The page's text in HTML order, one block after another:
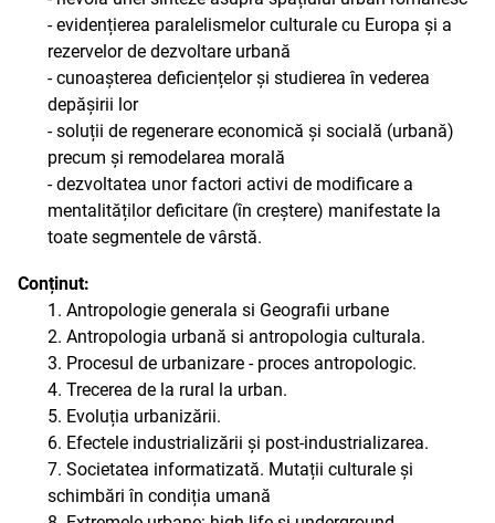
- evidențierea paralelismelor culturale cu Europa și a
rezervelor de dezvoltare urbană
- cunoașterea deficiențelor și studierea în vederea
depășirii lor
- soluții de regenerare economică și socială (urbană)
precum și remodelarea morală
- dezvoltatea unor factori activi de modificare a
mentalităților deficitare (în creștere) manifestate la
toate segmentele de vârstă.
Conținut:
1. Antropologie generala si Geografii urbane
2. Antropologia urbană si antropologia culturala.
3. Procesul de urbanizare - proces antropologic.
4. Trecerea de la rural la urban.
5. Evoluția urbanizării.
6. Efectele industrializării și post-industrializarea.
7. Societatea informatizată. Mutații culturale și
schimbări în condiția umană